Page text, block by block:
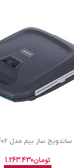
ساندويج ساز بيم مدل SM4402
تومان1.263.430